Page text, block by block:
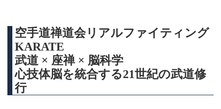
空手道禅道会リアルファイティング
KARATE
武道 × 座禅 × 脳科学
心技体脳を統合する21世紀の武道修
行